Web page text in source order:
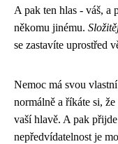
A pak ten hlas - váš, a
někomu jinému.
se zastavíte uprostřed
Nemoc má svou
normálně a říkáte si,
vaší hlavě. A pak
nepředvídatelnost je